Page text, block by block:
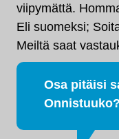
viipymättä.
Eli suomeksi;
Meiltä saat
Osa pitäisi
Onnistuuko?